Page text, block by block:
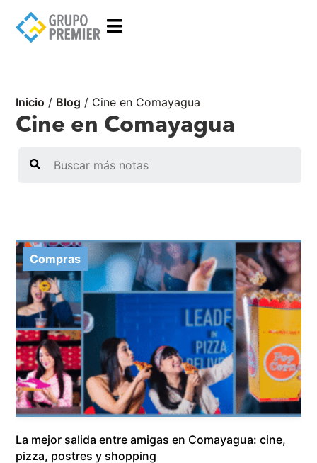
Inicio / Blog / Cine en Comayagua
Cine en Comayagua
Compras
La mejor salida entre amigas en Comayagua: cine,
pizza, postres y shopping